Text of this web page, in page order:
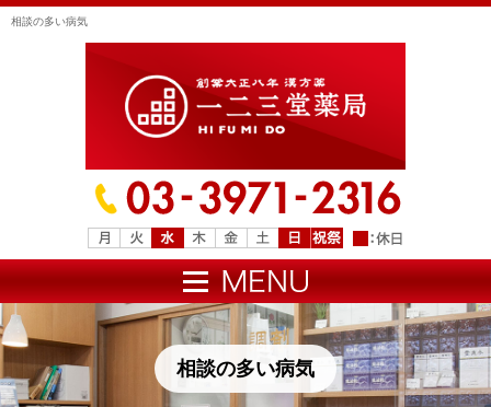
相談の多い病気
相談の多い病気